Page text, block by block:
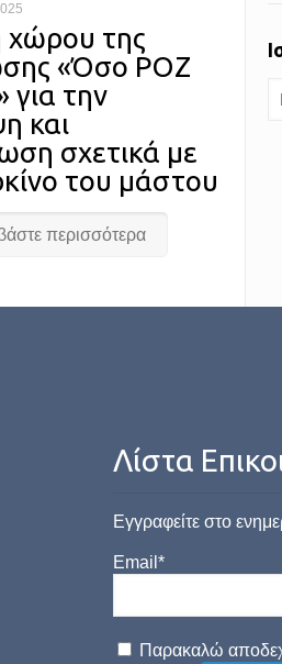
χώρου της
«Όσο ΡΟΖ
για την
και
σχετικά με
του μάστου
περισσότερα
Λίστα
Εγγραφείτε στο
Email*
Παρακαλώ